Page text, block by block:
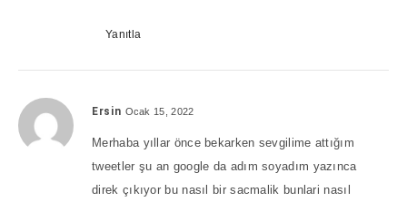
Yanıtla
Ersin Ocak 15, 2022
Merhaba yıllar önce bekarken sevgilime attığım
tweetler şu an google da adım soyadım yazınca
direk çıkıyor bu nasıl bir sacmalik bunlari nasıl